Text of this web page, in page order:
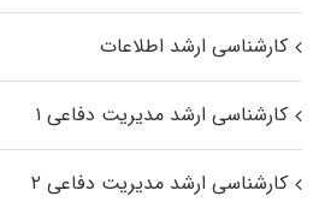
کارشناسی ارشد اطلاعات
کارشناسی ارشد مدیریت دفاعی ۱
کارشناسی ارشد مدیریت دفاعی ۲